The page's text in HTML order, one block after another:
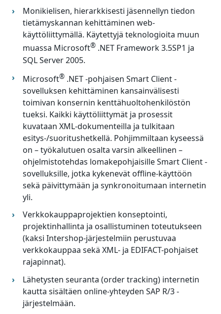
Monikielisen, hierarkkisesti jäsennellyn tiedon
tietämyskannan kehittäminen web-
käyttöliittymällä. Käytettyjä teknologioita muun
muassa Microsoft® .NET Framework 3.5SP1 ja
SQL Server 2005.
Microsoft® .NET -pohjaisen Smart Client -
sovelluksen kehittäminen kansainvälisesti
toimivan konsernin kenttähuoltohenkilöstön
tueksi. Kaikki käyttöliittymät ja prosessit
kuvataan XML-dokumenteilla ja tulkitaan
esitys-/suoritushetkellä. Pohjimmiltaan kyseessä
on – työkalutuen osalta varsin alkeellinen –
ohjelmistotehdas lomakepohjaisille Smart Client -
sovelluksille, jotka kykenevät offline-käyttöön
sekä päivittymään ja synkronoitumaan internetin
yli.
Verkkokauppaprojektien konseptointi,
projektinhallinta ja osallistuminen toteutukseen
(kaksi Intershop-järjestelmiin perustuvaa
verkkokauppaa sekä XML- ja EDIFACT-pohjaiset
rajapinnat).
Lähetysten seuranta (order tracking) internetin
kautta sisältäen online-yhteyden SAP R/3 -
järjestelmään.